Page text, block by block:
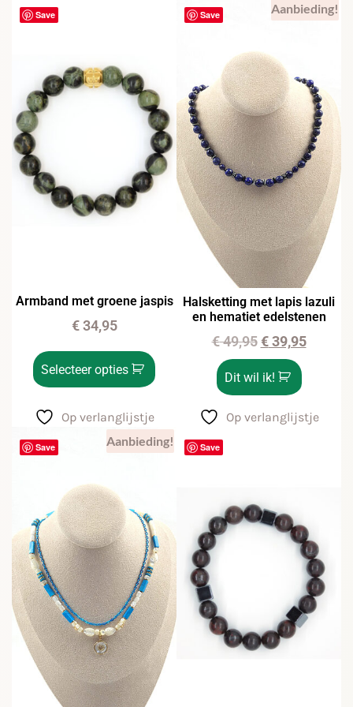
Save
Armband met groene jaspis
€34,95
Selecteer opties
Op verlanglijstje
Save Aanbieding!
Halsketting met lapis lazuli
en hematiet edelstenen
€49,95 €39,95
Dit wil ik!
Op verlanglijstje
Save Aanbieding! Save